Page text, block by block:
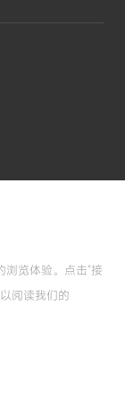
览体验。点击“接
阅读我们的